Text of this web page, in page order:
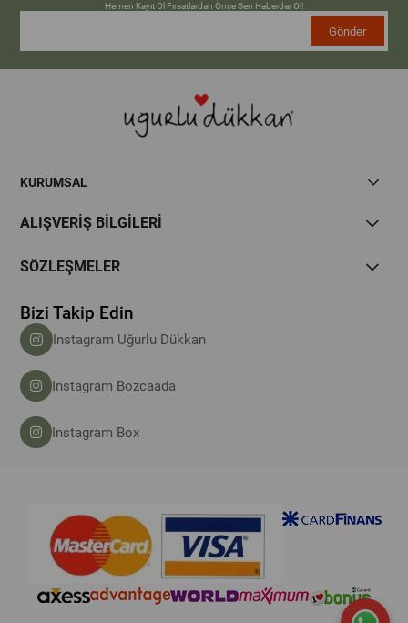
Hemen Kayıt Ol Fırsatlardan Önce Sen Haberdar Ol!
Gönder
KURUMSAL
ALIŞVERİŞ BİLGİLERİ
SÖZLEŞMELER
Bizi Takip Edin
Instagram Uğurlu Dükkan
Instagram Bozcaada
Instagram Box